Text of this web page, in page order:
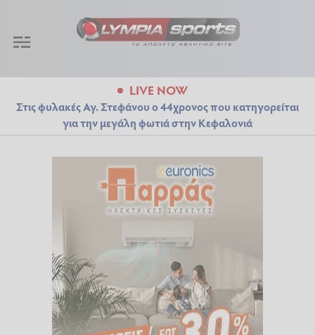
LIVE NOW
Στις φυλακές Αγ. Στεφάνου ο 44χρονος που κατηγορείται
για την μεγάλη φωτιά στην Κεφαλονιά